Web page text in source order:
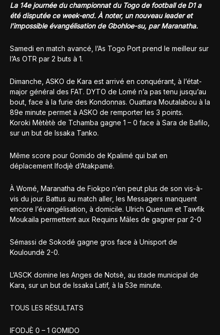
La 14e journée du championnat du Togo de football de D1 a
été disputée ce week-end. À noter, un nouveau leader et
l’impossible évangélisation de Gbohloe-su, par Maranatha.
Samedi en match avancé, l’As Togo Port prend le meilleur sur
l’As OTR par 2 buts à 1.
Dimanche, ASKO de Kara est arrivé en conquérant, à l’état-
major général des FAT. DYTO de Lomé n’a pas tenu jusqu’au
bout, face à la furie des Kondonnas. Ouattara Moutalabou à la
89e minute permet à ASKO de remporter les 3 points.
Koroki Mètètè de Tchamba gagne 1 – 0 face à Sara de Bafilo,
sur un but de Issaka Tanko.
Même score pour Gomido de Kpalimé qui bat en
déplacement Ifodjè d’Atakpamé.
À Womé, Maranatha de Fiokpo n’en peut plus de son vis-à-
vis du jour. Battus au match aller, les Messagers manquent
encore l’évangélisation, à domicile. Ulrich Quenum et Tawfik
Moukaila permettent aux Requins Mâles de gagner par 2-0
Sémassi de Sokodé gagne gros face à Unisport de
Kouloundè 2-0.
L’ASCK domine les Anges de Notsè, au stade municipal de
Kara, sur un but de Issaka Latif, à la 53e minute.
TOUS LES RÉSULTATS
IFODJÈ 0 – 1 GOMIDO